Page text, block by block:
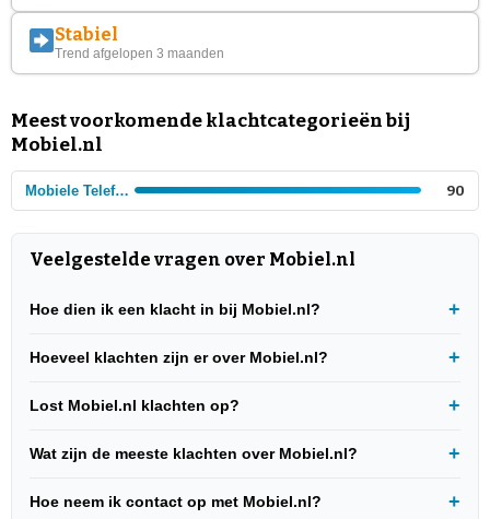
Stabiel
Trend afgelopen 3 maanden
Meest voorkomende klachtcategorieën bij
Mobiel.nl
Mobiele Telefonie 90
Veelgestelde vragen over Mobiel.nl
Hoe dien ik een klacht in bij Mobiel.nl?
Hoeveel klachten zijn er over Mobiel.nl?
Lost Mobiel.nl klachten op?
Wat zijn de meeste klachten over Mobiel.nl?
Hoe neem ik contact op met Mobiel.nl?